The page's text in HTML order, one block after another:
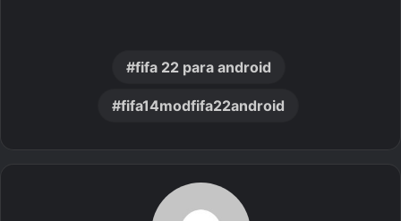
fifa 22 para android
fifa14modfifa22android